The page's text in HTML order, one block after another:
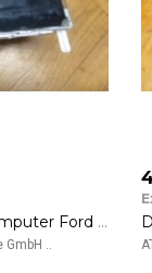
Display Anzeige Bordcomputer Ford Fiesta 6 VI FoMoCo 8A6T18B955BM
..